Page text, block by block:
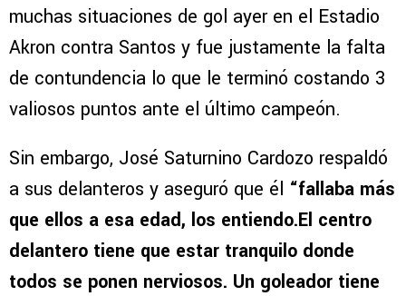
muchas situaciones de gol ayer en el Estadio
Akron contra Santos y fue justamente la falta
de contundencia lo que le terminó costando 3
valiosos puntos ante el último campeón.
Sin embargo, José Saturnino Cardozo respaldó
a sus delanteros y aseguró que él “fallaba más
que ellos a esa edad, los entiendo.El centro
delantero tiene que estar tranquilo donde
todos se ponen nerviosos. Un goleador tiene